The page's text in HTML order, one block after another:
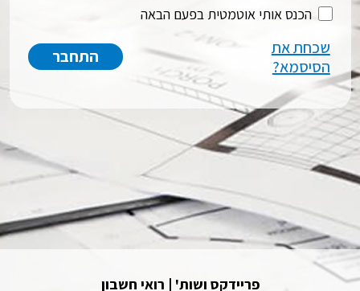
הכנס אותי אוטמטית בפעם הבאה
שכחת את
הסיסמא?
פריידקס ושות' | רואי חשבון